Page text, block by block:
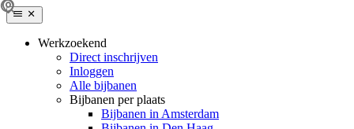
Werkzoekend
Direct inschrijven
Inloggen
Alle bijbanen
Bijbanen per plaats
Bijbanen in Amsterdam